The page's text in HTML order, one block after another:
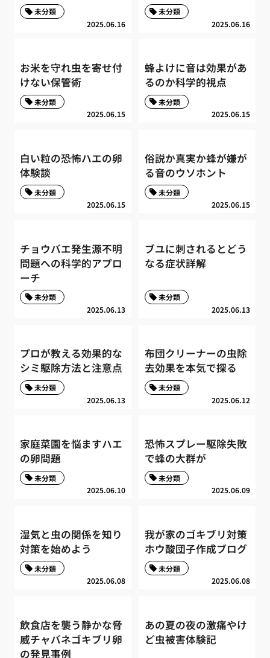
2025.06.16
未分類
2025.06.16
未分類
お米を守れ虫を寄せ付
けない保管術
2025.06.15
未分類
蜂よけに音は効果があ
るのか科学的視点
2025.06.15
未分類
白い粒の恐怖ハエの卵
体験談
2025.06.15
未分類
俗説か真実か蜂が嫌が
る音のウソホント
2025.06.15
未分類
チョウバエ発生源不明
問題への科学的アプロ
ーチ
2025.06.13
未分類
ブユに刺されるとどう
なる症状詳解
2025.06.13
未分類
プロが教える効果的な
シミ駆除方法と注意点
2025.06.13
未分類
布団クリーナーの虫除
去効果を本気で探る
2025.06.12
未分類
家庭菜園を悩ますハエ
の卵問題
2025.06.10
未分類
恐怖スプレー駆除失敗
で蜂の大群が
2025.06.09
未分類
湿気と虫の関係を知り
対策を始めよう
2025.06.08
未分類
我が家のゴキブリ対策
ホウ酸団子作成ブログ
2025.06.08
未分類
飲食店を襲う静かな脅
威チャバネゴキブリ卵
の発見事例
あの夏の夜の激痛やけ
ど虫被害体験記